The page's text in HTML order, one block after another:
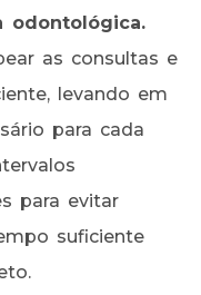
odontológica.
as consultas e
levando em
para cada
para evitar
suficiente